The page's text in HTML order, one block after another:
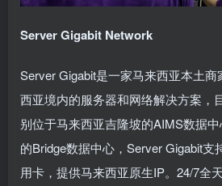
Server Gigabit Network
Server Gigabit是一家马来西亚本土
西亚境内的服务器和网络解决方案，
别位于马来西亚吉隆坡的AIMS数据
的Bridge数据中心，Server Gigabit支
用卡，提供马来西亚原生IP。24/7全